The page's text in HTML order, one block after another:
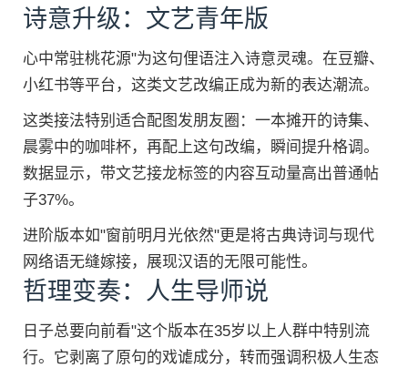
诗意升级：文艺青年版
心中常驻桃花源"为这句俚语注入诗意灵魂。在豆瓣、
小红书等平台，这类文艺改编正成为新的表达潮流。
这类接法特别适合配图发朋友圈：一本摊开的诗集、
晨雾中的咖啡杯，再配上这句改编，瞬间提升格调。
数据显示，带文艺接龙标签的内容互动量高出普通帖
子37%。
进阶版本如"窗前明月光依然"更是将古典诗词与现代
网络语无缝嫁接，展现汉语的无限可能性。
哲理变奏：人生导师说
日子总要向前看"这个版本在35岁以上人群中特别流
行。它剥离了原句的戏谑成分，转而强调积极人生态